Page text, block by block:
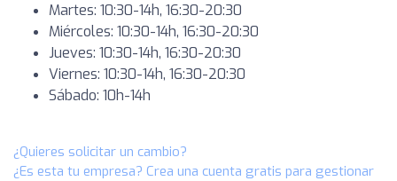
Martes: 10:30-14h, 16:30-20:30
Miércoles: 10:30-14h, 16:30-20:30
Jueves: 10:30-14h, 16:30-20:30
Viernes: 10:30-14h, 16:30-20:30
Sábado: 10h-14h
¿Quieres solicitar un cambio?
¿Es esta tu empresa? Crea una cuenta gratis para gestionar